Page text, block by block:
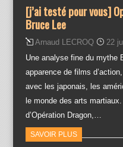
[j’ai testé pour vous]
Bruce Lee
Arnaud LECROQ
22
Une analyse fine du mythe
apparence de films
avec les japonais, les
le monde des arts
d’Opération Dragon,…
SAVOIR PLUS